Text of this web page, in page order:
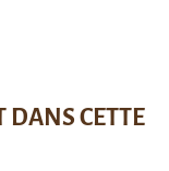
DANS CETTE